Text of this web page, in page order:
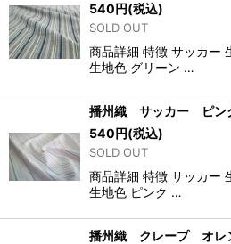
540円(税込)
SOLD OUT
商品詳細 特徴 サッカー
生地色 グリーン …
播州織 サッカー ピン
540円(税込)
SOLD OUT
商品詳細 特徴 サッカー
生地色 ピンク …
播州織 クレープ オレ